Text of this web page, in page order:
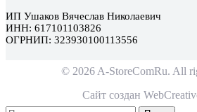
ИП Ушаков Вячеслав Николаевич
ИНН: 617101103826
ОГРНИП: 323930100113556
© 2026 A-StoreComRu. All
Сайт создан